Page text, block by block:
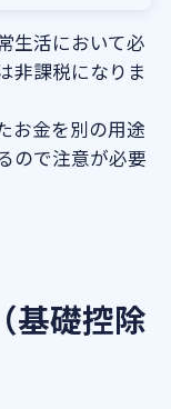
生活において必
非課税になりま
お金を別の用途
ので注意が必要
礎控除